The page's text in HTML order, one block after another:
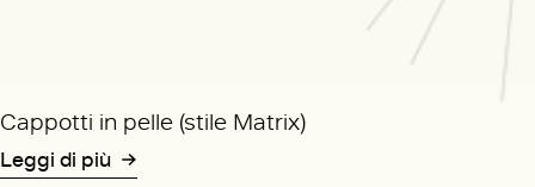
Cappotti in pelle (stile Matrix)
Leggi di più